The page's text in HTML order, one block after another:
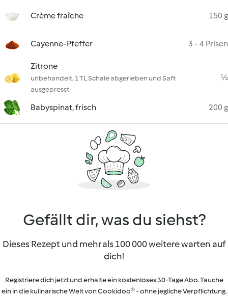
Crème fraîche 150 g
Cayenne-Pfeffer 3 - 4 Prisen
Zitrone
unbehandelt, 1 TL Schale abgerieben und Saft
ausgepresst
½
Babyspinat, frisch 200 g
Gefällt dir, was du siehst?
Dieses Rezept und mehr als 100 000 weitere warten auf
dich!
Registriere dich jetzt und erhalte ein kostenloses 30-Tage Abo. Tauche
ein in die kulinarische Welt von Cookidoo® - ohne jegliche Verpflichtung.